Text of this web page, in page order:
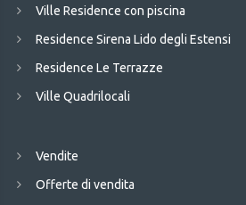
Ville Residence con piscina
Residence Sirena Lido degli Estensi
Residence Le Terrazze
Ville Quadrilocali
Vendite
Offerte di vendita